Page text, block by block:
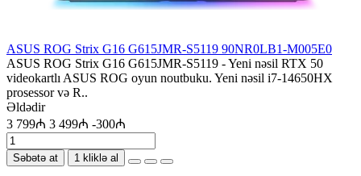
ASUS ROG Strix G16 G615JMR-S5119 90NR0LB1-M005E0
ASUS ROG Strix G16 G615JMR-S5119 - Yeni nəsil RTX 50
videokartlı ASUS ROG oyun noutbuku. Yeni nəsil i7-14650HX
prosessor və R..
Əldədir
3 799₼ 3 499₼ -300₼
Səbətə at 1 kliklə al